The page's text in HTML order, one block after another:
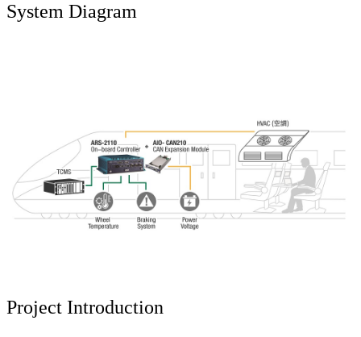
System Diagram
Project Introduction